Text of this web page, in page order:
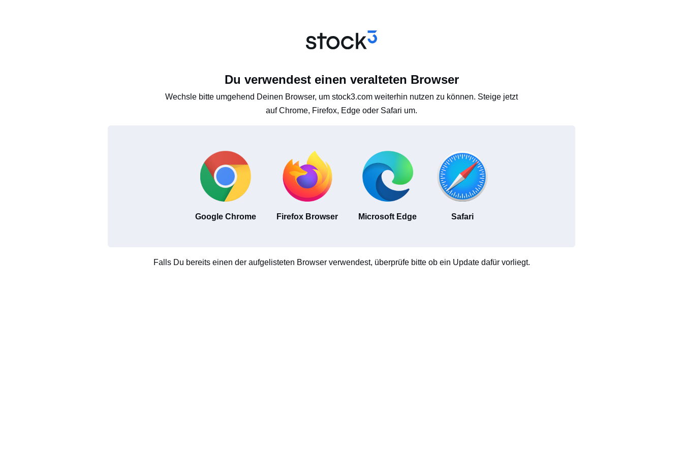
Du verwendest einen veralteten Browser
Wechsle bitte umgehend Deinen Browser, um stock3.com weiterhin nutzen zu können. Steige jetzt
auf Chrome, Firefox, Edge oder Safari um.
Google Chrome Firefox Browser Microsoft Edge Safari
Falls Du bereits einen der aufgelisteten Browser verwendest, überprüfe bitte ob ein Update dafür vorliegt.